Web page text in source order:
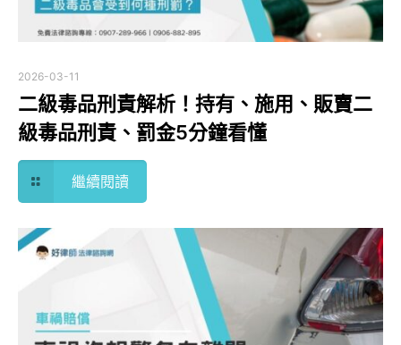
2026-03-11
二級毒品刑責解析！持有、施用、販賣二
級毒品刑責、罰金5分鐘看懂
繼續閱讀